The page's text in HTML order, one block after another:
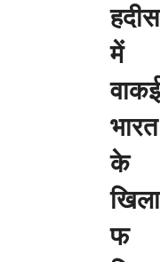
हदीस
में
वाकई
भारत
के
खिला
फ